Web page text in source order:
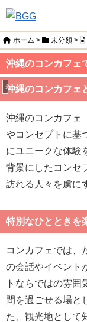
ホーム > 未分類 >
沖縄のコンカフェ
未分類
沖縄のコンカフェ
沖縄のコンカフェ
やコンセプトに基
にユニークな体験
背景にしたコンセ
訪れる人々を虜に
特別なひとときを
コンカフェでは、
の会話やイベント
トならではの雰
間を過ごせる場と
た、観光地として